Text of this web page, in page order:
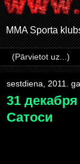
MMA Sporta
sestdiena, 2011.
31
Сатоси